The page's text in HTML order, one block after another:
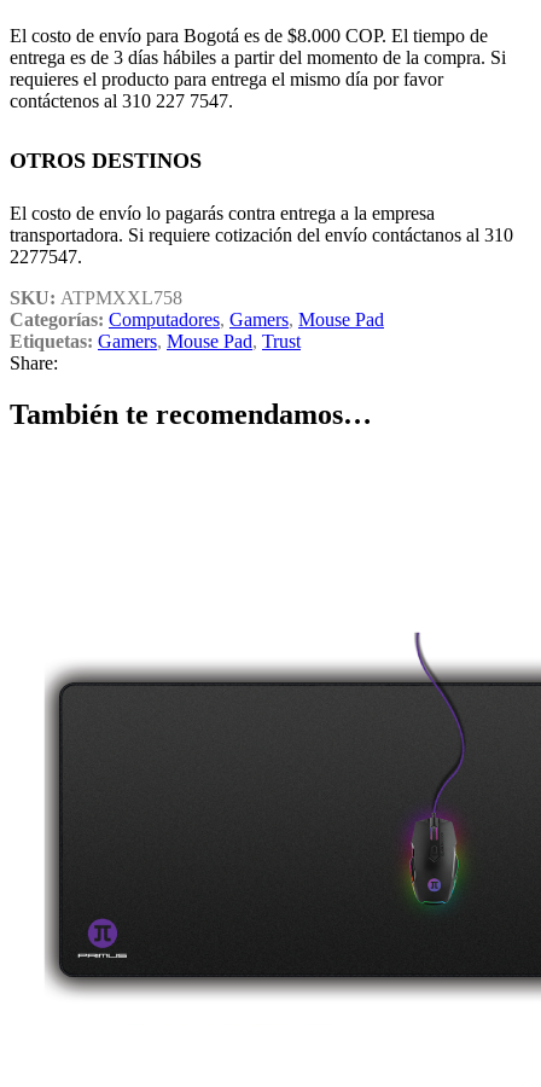
El costo de envío para Bogotá es de $8.000 COP. El tiempo de
entrega es de 3 días hábiles a partir del momento de la compra. Si
requieres el producto para entrega el mismo día por favor
contáctenos al 310 227 7547.
OTROS DESTINOS
El costo de envío lo pagarás contra entrega a la empresa
transportadora. Si requiere cotización del envío contáctanos al 310
2277547.
SKU: ATPMXXL758
Categorías: Computadores, Gamers, Mouse Pad
Etiquetas: Gamers, Mouse Pad, Trust
Share:
También te recomendamos…